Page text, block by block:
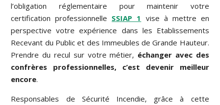
l’obligation réglementaire pour maintenir votre
certification professionnelle SSIAP 1 vise à mettre en
perspective votre expérience dans les Etablissements
Recevant du Public et des Immeubles de Grande Hauteur.
Prendre du recul sur votre métier, échanger avec des
confrères professionnelles, c’est devenir meilleur
encore.
Responsables de Sécurité Incendie, grâce à cette